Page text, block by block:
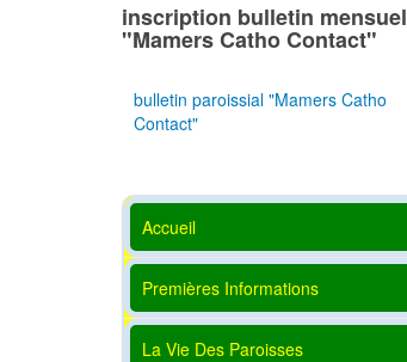
inscription bulletin mensuel
"Mamers Catho Contact"
bulletin paroissial "Mamers Catho
Contact"
Accueil
Premières Informations
La Vie Des Paroisses